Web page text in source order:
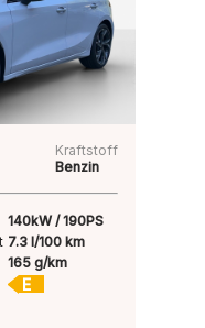
Kraftstoff
Benzin
140kW / 190PS
7.3 l/100 km
165 g/km
E